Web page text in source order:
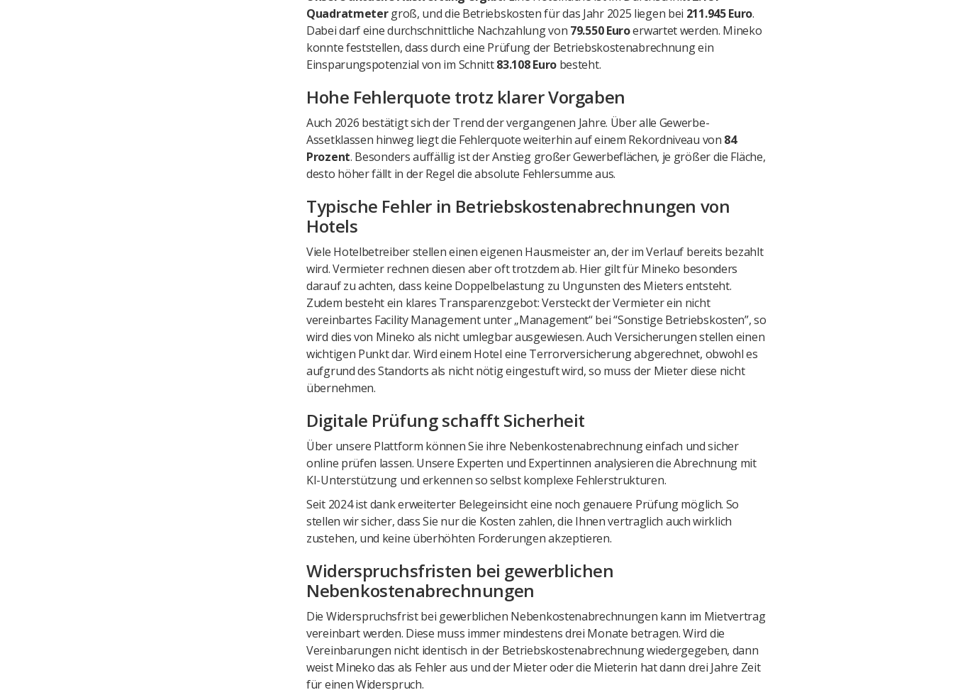
Quadratmetergroß, und die Betriebskosten für das Jahr 2025 liegen bei 211.945 Euro.
Dabei darf eine durchschnittliche Nachzahlung von 79.550 Euroerwartet werden. Mineko
konnte feststellen, dass durch eine Prüfung der Betriebskostenabrechnung ein
Einsparungspotenzial von im Schnitt83.108 Eurobesteht.
Hohe Fehlerquote trotz klarer Vorgaben
Auch 2026 bestätigt sich der Trend der vergangenen Jahre. Über alle Gewerbe-
Assetklassen hinweg liegt die Fehlerquote weiterhin auf einem Rekordniveau von 84
Prozent. Besonders auffällig ist der Anstieg großer Gewerbeflächen, je größer die Fläche,
desto höher fällt in der Regel die absolute Fehlersumme aus.
Typische Fehler in Betriebskostenabrechnungen von
Hotels
Viele Hotelbetreiber stellen einen eigenen Hausmeister an, der im Verlauf bereits bezahlt
wird. Vermieter rechnen diesen aber oft trotzdem ab. Hier gilt für Mineko besonders
darauf zu achten, dass keine Doppelbelastung zu Ungunsten des Mieters entsteht.
Zudem besteht ein klares Transparenzgebot: Versteckt der Vermieter ein nicht
vereinbartes Facility Management unter „Management“ bei “Sonstige Betriebskosten”, so
wird dies von Mineko als nicht umlegbar ausgewiesen. Auch Versicherungen stellen einen
wichtigen Punkt dar. Wird einem Hotel eine Terrorversicherung abgerechnet, obwohl es
aufgrund des Standorts als nicht nötig eingestuft wird, so muss der Mieter diese nicht
übernehmen.
Digitale Prüfung schafft Sicherheit
Über unsere Plattform können Sie ihre Nebenkostenabrechnung einfach und sicher
online prüfen lassen. Unsere Experten und Expertinnen analysieren die Abrechnung mit
KI-Unterstützung und erkennen so selbst komplexe Fehlerstrukturen.
Seit 2024 ist dank erweiterter Belegeinsicht eine noch genauere Prüfung möglich. So
stellen wir sicher, dass Sie nur die Kosten zahlen, die Ihnen vertraglich auch wirklich
zustehen, und keine überhöhten Forderungen akzeptieren.
Widerspruchsfristen bei gewerblichen
Nebenkostenabrechnungen
Die Widerspruchsfrist bei gewerblichen Nebenkostenabrechnungen kann im Mietvertrag
vereinbart werden. Diese muss immer mindestens drei Monate betragen. Wird die
Vereinbarungen nicht identisch in der Betriebskostenabrechnung wiedergegeben, dann
weist Mineko das als Fehler aus und der Mieter oder die Mieterin hat dann drei Jahre Zeit
für einen Widerspruch.